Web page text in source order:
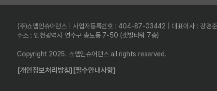
(주)쇼엠인슈어런스 | 사업자등록번호 : 404-87-03442 | 대표이사 : 강경준
주소 : 인천광역시 연수구 송도동 7-50 (갯벌타워 7층)
Copyright 2025. 쇼엠인슈어런스 all rights reserved.
[개인정보처리방침][필수안내사항]